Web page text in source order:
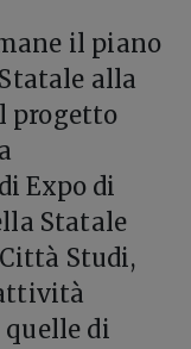
il piano
alla
progetto
Expo di
Statale
Studi,
quelle di